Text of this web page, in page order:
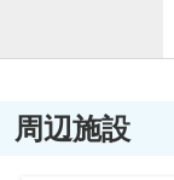
周辺施設